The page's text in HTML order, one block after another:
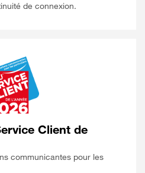
de connexion.
Client de
communicantes pour les